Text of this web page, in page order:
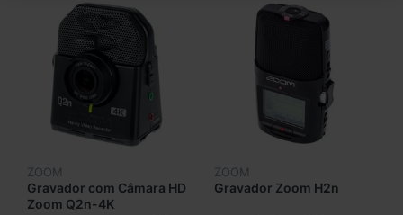
ZOOM
Gravador com Câmara HD
Zoom Q2n-4K
ZOOM
Gravador Zoom H2n